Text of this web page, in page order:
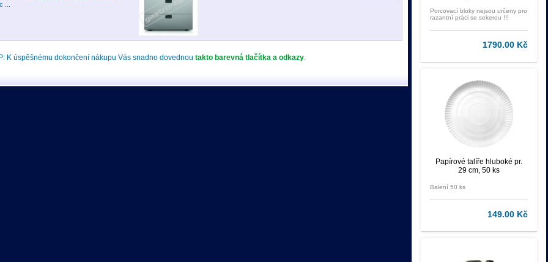
...
K úspěšnému dokončení nákupu Vás snadno dovednou takto barevná tlačítka a odkazy.
Porcovací bloky nejsou určeny pro
razantní práci se sekerou !!!
1790.00 Kč
Papírové talíře hluboké pr.
29 cm, 50 ks
Balení 50 ks
149.00 Kč